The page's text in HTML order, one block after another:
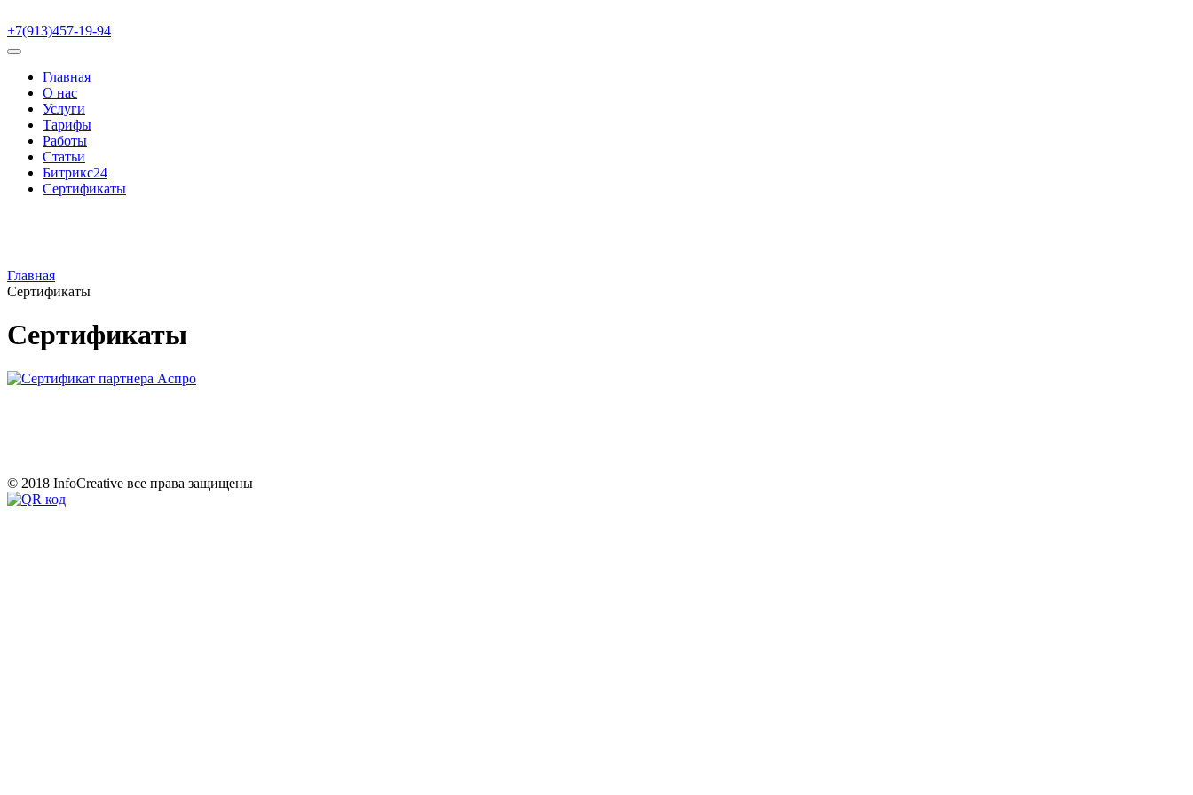
+7(913)457-19-94
Главная
О нас
Услуги
Тарифы
Работы
Статьи
Битрикс24
Сертификаты
Главная
Сертификаты
Сертификаты
© 2018 InfoCreative все права защищены